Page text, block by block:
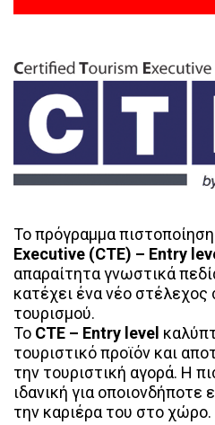
Το πρόγραμμα
Executive (CTE) – Entry
απαραίτητα γνωστικά
κατέχει ένα νέο στέλεχος
τουρισμού.
Το CTE – Entry level
τουριστικό προϊόν και
την τουριστική αγορά. Η
ιδανική για οποιονδήποτε
την καριέρα του στο χώρο.